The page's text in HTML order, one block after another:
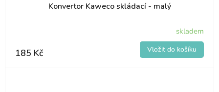
Konvertor Kaweco skládací - malý
skladem
185 Kč